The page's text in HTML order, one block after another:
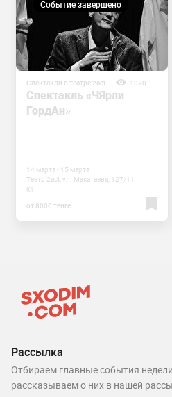
Событие завершено
Спектакли в театре 2act 1070
Спектакль «ЧЯрли
ГордАн»
14 марта - 15 марта
Театр 2act, ул. Макатаева, 127/11
к1
от 8000 тенге
Рассылка
Отбираем главные события
рассказываем о них в нашей